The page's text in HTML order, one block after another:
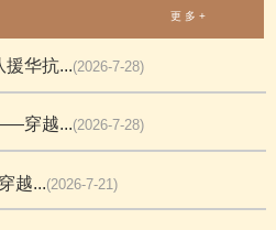
更 多 +
援华抗...(2026-7-28)
穿越...(2026-7-28)
越...(2026-7-21)